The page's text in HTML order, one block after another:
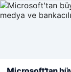
Web sitemizi nasıl